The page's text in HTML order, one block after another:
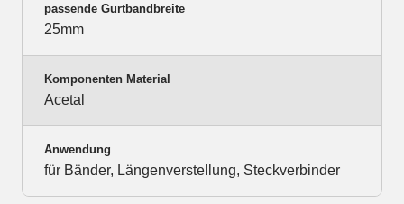
passende Gurtbandbreite
25mm
Komponenten Material
Acetal
Anwendung
für Bänder, Längenverstellung, Steckverbinder